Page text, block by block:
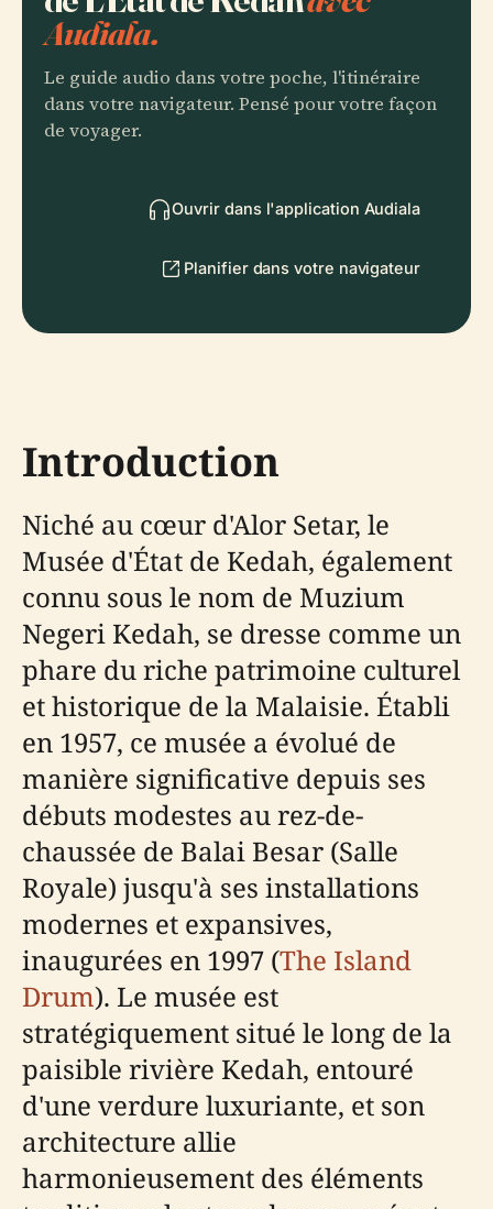
Audiala.
Le guide audio dans votre poche, l'itinéraire
dans votre navigateur. Pensé pour votre façon
de voyager.
Ouvrir dans l'application Audiala
Planifier dans votre navigateur
Introduction
Niché au cœur d'Alor Setar, le
Musée d'État de Kedah, également
connu sous le nom de Muzium
Negeri Kedah, se dresse comme un
phare du riche patrimoine culturel
et historique de la Malaisie. Établi
en 1957, ce musée a évolué de
manière significative depuis ses
débuts modestes au rez-de-
chaussée de Balai Besar (Salle
Royale) jusqu'à ses installations
modernes et expansives,
inaugurées en 1997 (The Island
Drum). Le musée est
stratégiquement situé le long de la
paisible rivière Kedah, entouré
d'une verdure luxuriante, et son
architecture allie
harmonieusement des éléments